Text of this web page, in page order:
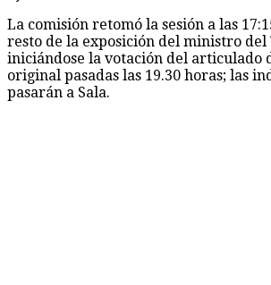
La comisión retomó la sesión a las
resto de la exposición del ministro del
iniciándose la votación del articulado
original pasadas las 19.30 horas; las
pasarán a Sala.